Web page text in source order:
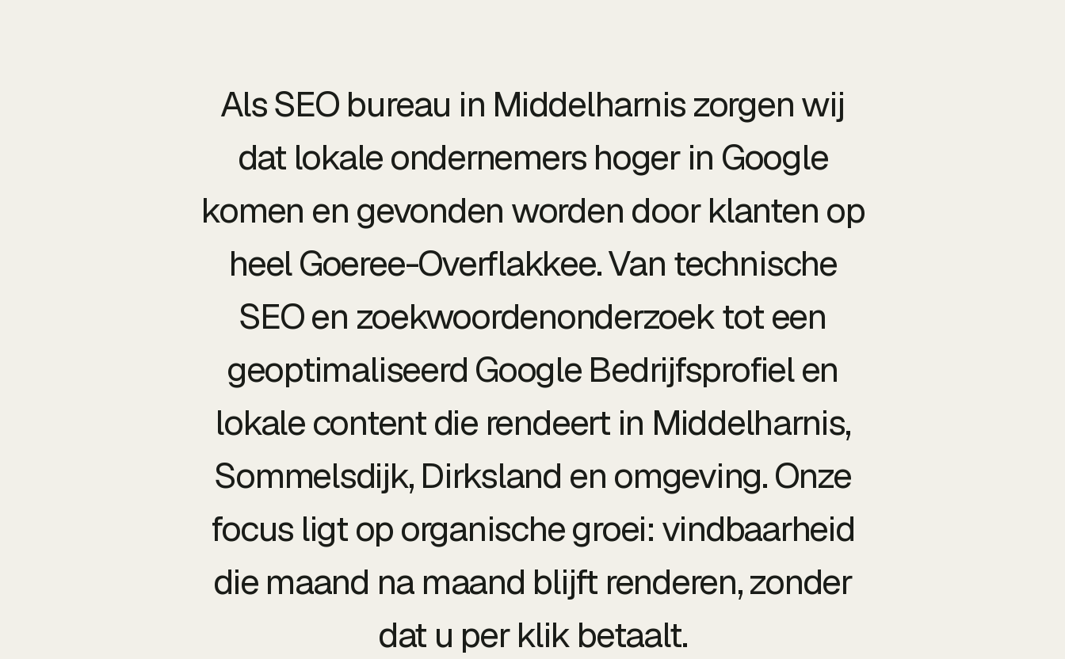
Als SEO bureau in Middelharnis zorgen wij
dat lokale ondernemers hoger in Google
komen en gevonden worden door klanten op
heel Goeree-Overflakkee. Van technische
SEO en zoekwoordenonderzoek tot een
geoptimaliseerd Google Bedrijfsprofiel en
lokale content die rendeert in Middelharnis,
Sommelsdijk, Dirksland en omgeving. Onze
focus ligt op organische groei: vindbaarheid
die maand na maand blijft renderen, zonder
dat u per klik betaalt.